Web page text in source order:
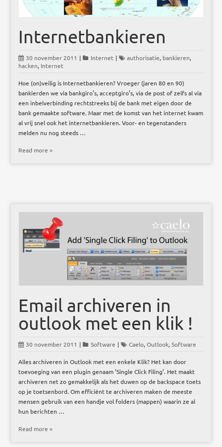
Internetbankieren
30 november 2011 | Internet | authorisatie, bankieren,
hacken, Internet
Hoe (on)veilig is Internetbankieren? Vroeger (jaren 80 en 90)
bankierden we via bankgiro’s, acceptgiro’s, via de post of zelfs al via
een inbelverbinding rechtstreeks bij de bank met eigen door de
bank gemaakte software. Maar met de komst van het internet kwam
al vrij snel ook het internetbankieren. Voor- en tegenstanders
melden nu nog steeds …
Read more »
Email archiveren in
outlook met een klik !
30 november 2011 | Software | Caelo,Outlook,Software
Alles archiveren in Outlook met een enkele Klik? Het kan door
toevoeging van een plugin genaam ‘Single Click Filing’. Het maakt
archiveren net zo gemakkelijk als het duwen op de backspace toets
op je toetsenbord. Om efficiënt te archiveren maken de meeste
mensen gebruik van een handje vol folders (mappen) waarin ze al
hun berichten …
Read more »